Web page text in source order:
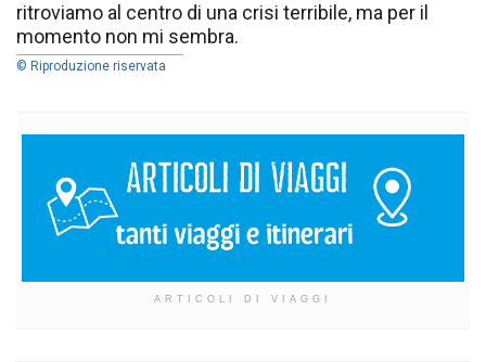
ritroviamo al centro di una crisi terribile, ma per il
momento non mi sembra.
© Riproduzione riservata
ARTICOLI DI VIAGGI